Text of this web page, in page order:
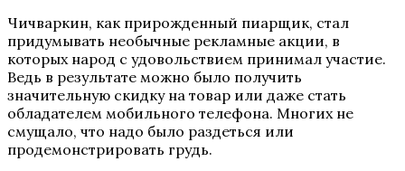
Чичваркин, как прирожденный пиарщик, стал
придумывать необычные рекламные акции, в
которых народ с удовольствием принимал участие.
Ведь в результате можно было получить
значительную скидку на товар или даже стать
обладателем мобильного телефона. Многих не
смущало, что надо было раздеться или
продемонстрировать грудь.